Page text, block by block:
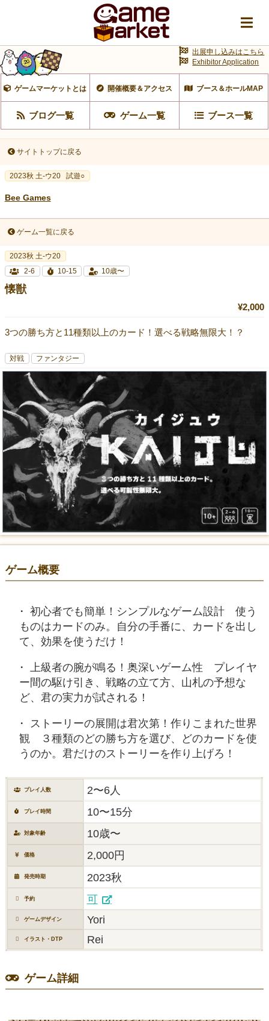
ゲームマーケットとは 開催概要＆アクセス ブース＆ホールMAP
ブログ一覧 ゲーム一覧 ブース一覧
出展申し込みはこちら
Exhibitor Application
サイトトップに戻る
2023秋 土-ウ20 試遊○
Bee Games
ゲーム一覧に戻る
2023秋 土-ウ20
2-6
10-15 10歳〜
懐獣
¥2,000
3つの勝ち方と11種類以上のカード！選べる戦略無限大！？
対戦 ファンタジー
ゲーム概要
初心者でも簡単！シンプルなゲーム設計 使う
ものはカードのみ。自分の手番に、カードを出し
て、効果を使うだけ！
上級者の腕が鳴る！奥深いゲーム性 プレイヤ
ー間の駆け引き、戦略の立て方、山札の予想な
ど、君の実力が試される！
ストーリーの展開は君次第！作りこまれた世界
観 ３種類のどの勝ち方を選び、どのカードを使
うのか。君だけのストーリーを作り上げろ！
プレイ人数 2〜6人
プレイ時間 10〜15分
対象年齢 10歳〜
価格 2,000円
発売時期 2023秋
予約 可
ゲームデザイン Yori
イラスト・DTP Rei
ゲーム詳細